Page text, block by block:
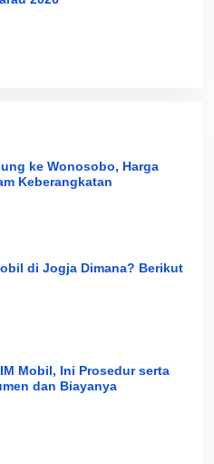
ke Wonosobo, Harga
Keberangkatan
di Jogja Dimana? Berikut
Mobil, Ini Prosedur serta
dan Biayanya